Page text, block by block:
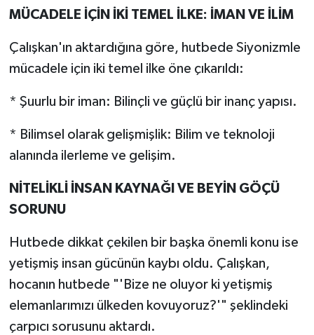
MÜCADELE İÇİN İKİ TEMEL İLKE: İMAN VE İLİM
Çalışkan'ın aktardığına göre, hutbede Siyonizmle
mücadele için iki temel ilke öne çıkarıldı:
* Şuurlu bir iman: Bilinçli ve güçlü bir inanç yapısı.
* Bilimsel olarak gelişmişlik: Bilim ve teknoloji
alanında ilerleme ve gelişim.
NİTELİKLİ İNSAN KAYNAĞI VE BEYİN GÖÇÜ
SORUNU
Hutbede dikkat çekilen bir başka önemli konu ise
yetişmiş insan gücünün kaybı oldu. Çalışkan,
hocanın hutbede "'Bize ne oluyor ki yetişmiş
elemanlarımızı ülkeden kovuyoruz?'" şeklindeki
çarpıcı sorusunu aktardı.